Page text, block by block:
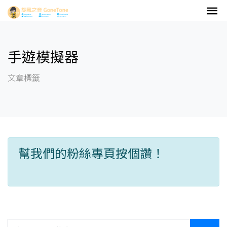
手遊模擬器
文章標籤
幫我們的粉絲專頁按個讚！